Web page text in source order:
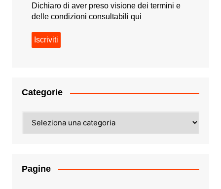
Dichiaro di aver preso visione dei termini e
delle condizioni consultabili qui
Categorie
Pagine